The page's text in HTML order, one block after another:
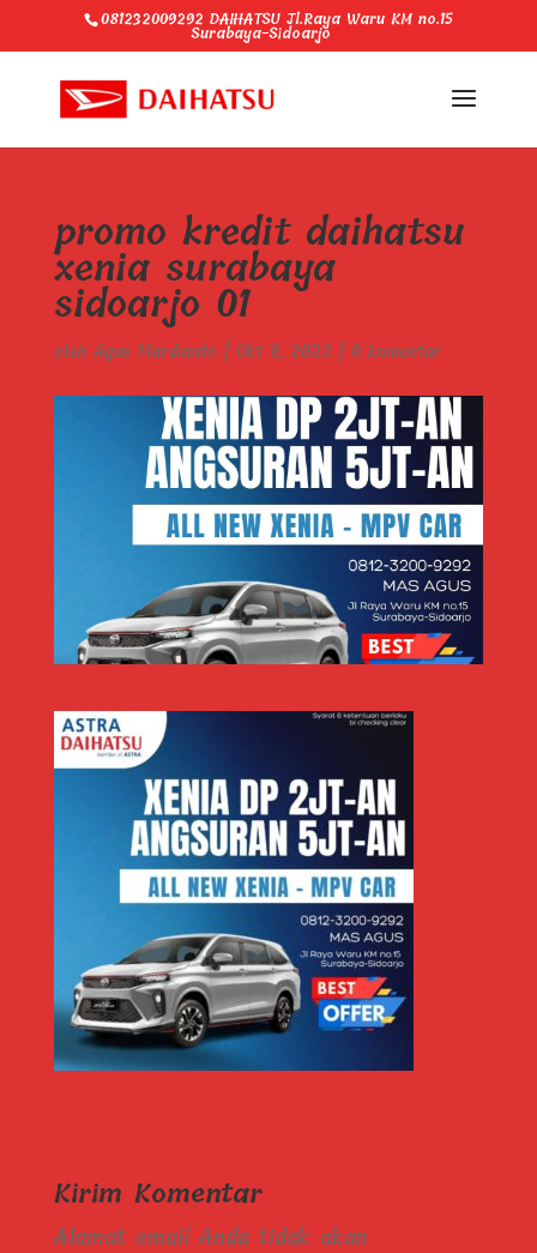
081232009292 DAIHATSU Jl.Raya Waru KM no.15
Surabaya-Sidoarjo
promo kredit daihatsu
xenia surabaya
sidoarjo 01
oleh Agus Mardianto | Okt 8, 2022 | 0 komentar
Kirim Komentar
Alamat email Anda tidak akan